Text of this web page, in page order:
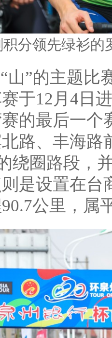
分领先绿衫的
山”的主题比
于12月4日
的最后一个
路、丰海路
绕圈路段，
是设置在台
公里，属